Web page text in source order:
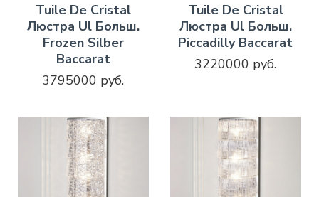
Tuile De Cristal
Люстра Ul Больш.
Frozen Silber
Baccarat
3795000 руб.
Tuile De Cristal
Люстра Ul Больш.
Piccadilly Baccarat
3220000 руб.